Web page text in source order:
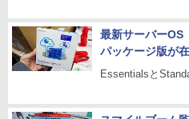
最新サーバー
パッケージ版が
Essentialsと